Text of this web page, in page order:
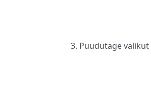
Puudutage valikut